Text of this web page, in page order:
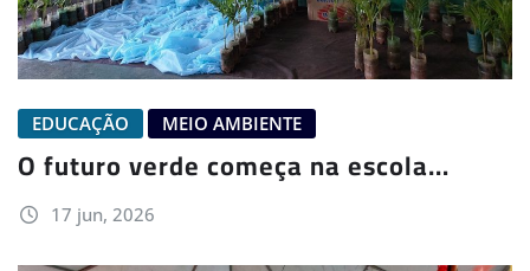
EDUCAÇÃO MEIO AMBIENTE
O futuro verde começa na escola…
17 jun, 2026